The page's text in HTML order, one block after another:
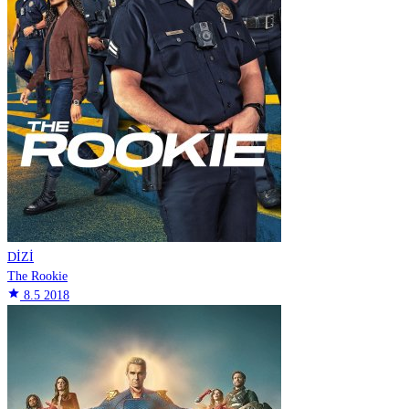
DİZİ
The Rookie
star 8.5 2018